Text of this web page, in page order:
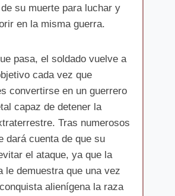
su muerte para luchar y
en la misma guerra.
pasa, el soldado vuelve a
cada vez que
convertirse en un guerrero
capaz de detener la
Tras numerosos
dará cuenta de que su
el ataque, ya que la
le demuestra que una vez
alienígena la raza